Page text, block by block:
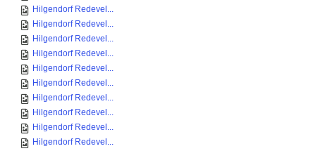
Hilgendorf Redevel...
Hilgendorf Redevel...
Hilgendorf Redevel...
Hilgendorf Redevel...
Hilgendorf Redevel...
Hilgendorf Redevel...
Hilgendorf Redevel...
Hilgendorf Redevel...
Hilgendorf Redevel...
Hilgendorf Redevel...